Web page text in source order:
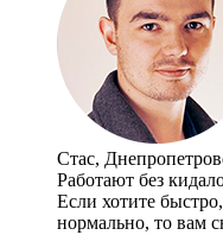
Стас,
Работают без
Если хотите
нормально, то вам